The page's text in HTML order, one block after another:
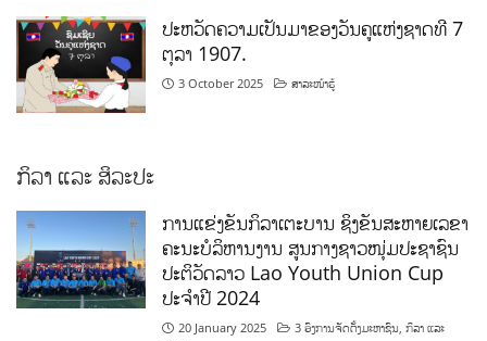
ປະຫວັດຄວາມເປັນມາຂອງວັນຄູແຫ່ງຊາດທີ 7
ຕຸລາ 1907.
3 October 2025 ສາລະໜ້າຮູ້
ກິລາ ແລະ ສິລະປະ
ການແຂ່ງຂັນກິລາເຕະບານ ຊິງຂັນສະຫາຍເລຂາ
ຄະນະບໍລິຫານງານ ສູນກາງຊາວໜຸ່ມປະຊາຊົນ
ປະຕິວັດລາວ Lao Youth Union Cup
ປະຈຳປີ 2024
20 January 2025 3 ອົງການຈັດຕັ້ງມະຫາຊົນ,ກິລາ ແລະ